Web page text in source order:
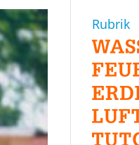
Rubrik